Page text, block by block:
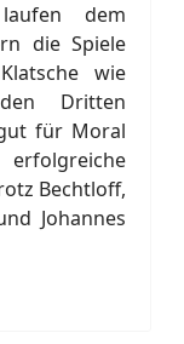
dem
die Spiele
wie
Dritten
für Moral
Bechtloff,
Johannes